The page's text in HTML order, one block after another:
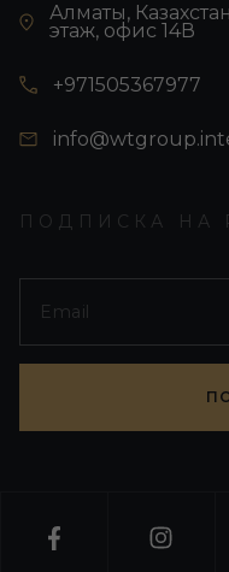
Алматы,
этаж, офис 14В
+971505367977
ПОДПИСКА НА